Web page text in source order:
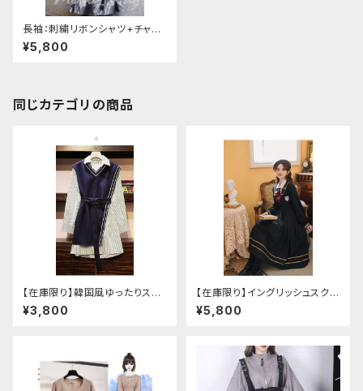
長袖：刺繍リボンシャツ+チャイ
ナプリントスカートセットアップ
¥5,800
同じカテゴリの商品
【在庫限り】韓国風ゆったりスタ
イルニットベスト ＋ ストライプシ
ャツ ベルト付き
¥3,800
【在庫限り】イングリッシュスクー
ルセットアップ
¥5,800